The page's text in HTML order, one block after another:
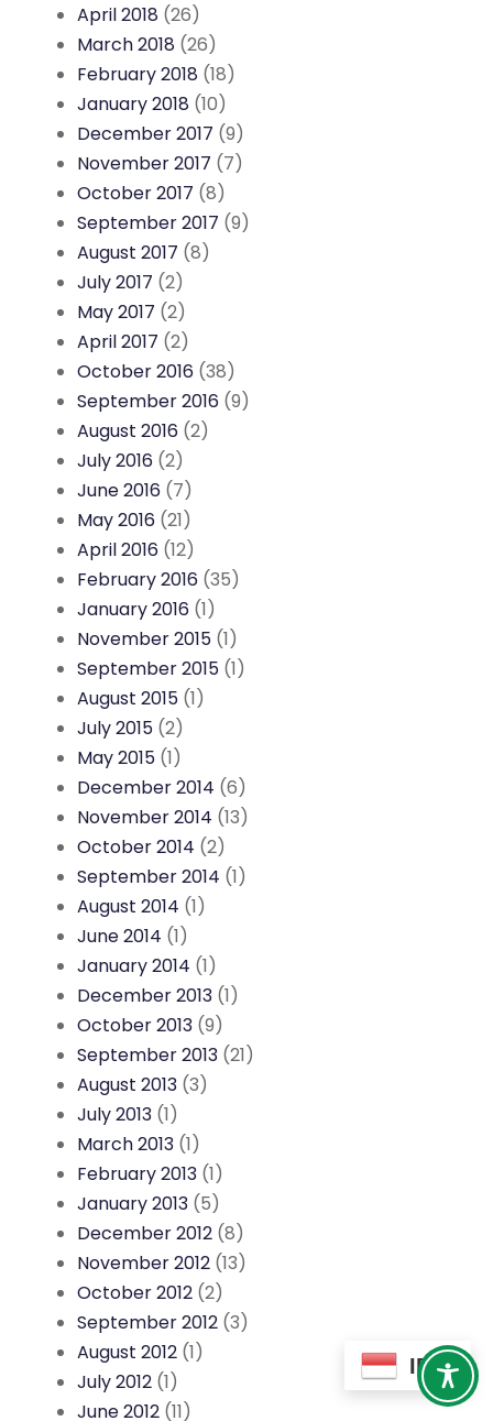
April 2018 (26)
March 2018 (26)
February 2018 (18)
January 2018 (10)
December 2017 (9)
November 2017 (7)
October 2017 (8)
September 2017 (9)
August 2017 (8)
July 2017 (2)
May 2017 (2)
April 2017 (2)
October 2016 (38)
September 2016 (9)
August 2016 (2)
July 2016 (2)
June 2016 (7)
May 2016 (21)
April 2016 (12)
February 2016 (35)
January 2016 (1)
November 2015 (1)
September 2015 (1)
August 2015 (1)
July 2015 (2)
May 2015 (1)
December 2014 (6)
November 2014 (13)
October 2014 (2)
September 2014 (1)
August 2014 (1)
June 2014 (1)
January 2014 (1)
December 2013 (1)
October 2013 (9)
September 2013 (21)
August 2013 (3)
July 2013 (1)
March 2013 (1)
February 2013 (1)
January 2013 (5)
December 2012 (8)
November 2012 (13)
October 2012 (2)
September 2012 (3)
August 2012 (1)
July 2012 (1)
June 2012 (11)
ID